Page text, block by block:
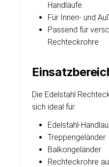
Handläufe
Für Innen- und
Passend für
Rechteckrohre
Die Edelstahl
sich ideal für:
Edelstahl-
Treppengeländer
Balkongeländer
Rechteckrohre